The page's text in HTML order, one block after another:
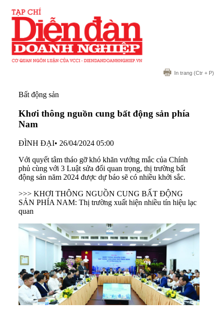
In trang (Ctr + P)
Bất động sản
Khơi thông nguồn cung bất động sản phía
Nam
ĐÌNH ĐẠI• 26/04/2024 05:00
Với quyết tâm tháo gỡ khó khăn vướng mắc của Chính
phủ cùng với 3 Luật sửa đổi quan trọng, thị trường bất
động sản năm 2024 được dự báo sẽ có nhiều khởi sắc.
>>> KHƠI THÔNG NGUỒN CUNG BẤT ĐỘNG
SẢN PHÍA NAM: Thị trường xuất hiện nhiều tín hiệu lạc
quan